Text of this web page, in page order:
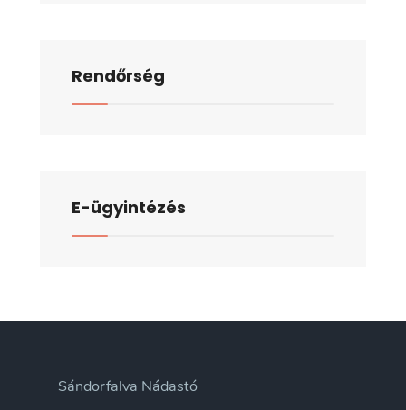
Rendőrség
E-ügyintézés
Sándorfalva Nádastó